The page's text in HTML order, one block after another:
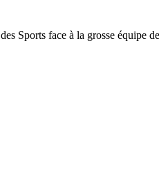
Sports face à la grosse équipe